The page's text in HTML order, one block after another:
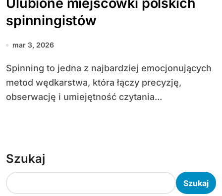
spinningistów
mar 3, 2026
Spinning to jedna z najbardziej emocjonujących
metod wędkarstwa, która łączy precyzję,
obserwację i umiejętność czytania...
Szukaj
Szukaj